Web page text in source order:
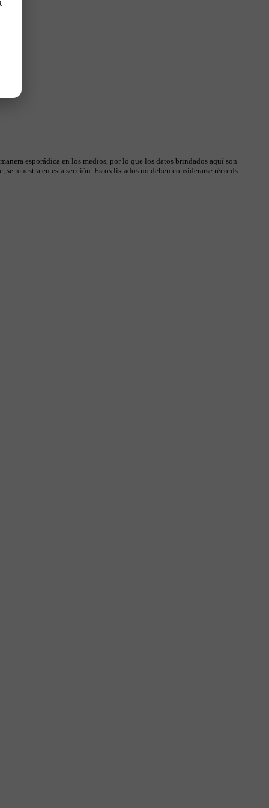
esporádica en los medios, por lo que los datos brindados aquí son
muestra en esta sección. Estos listados no deben considerarse récords